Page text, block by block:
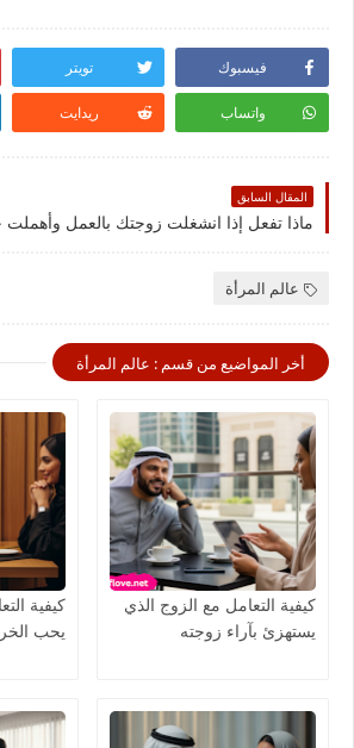
فيسبوك تويتر
واتساب ريدايت
المقال السابق
ماذا تفعل إذا انشغلت زوجتك بالعمل وأهملت
عالم المرأة
أخر المواضيع من قسم : عالم المرأة
كيفية التعامل مع الزوج الذي
يستهزئ بآراء زوجته
كيفية
يحب